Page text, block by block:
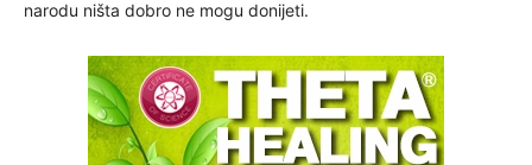
narodu ništa dobro ne mogu donijeti.